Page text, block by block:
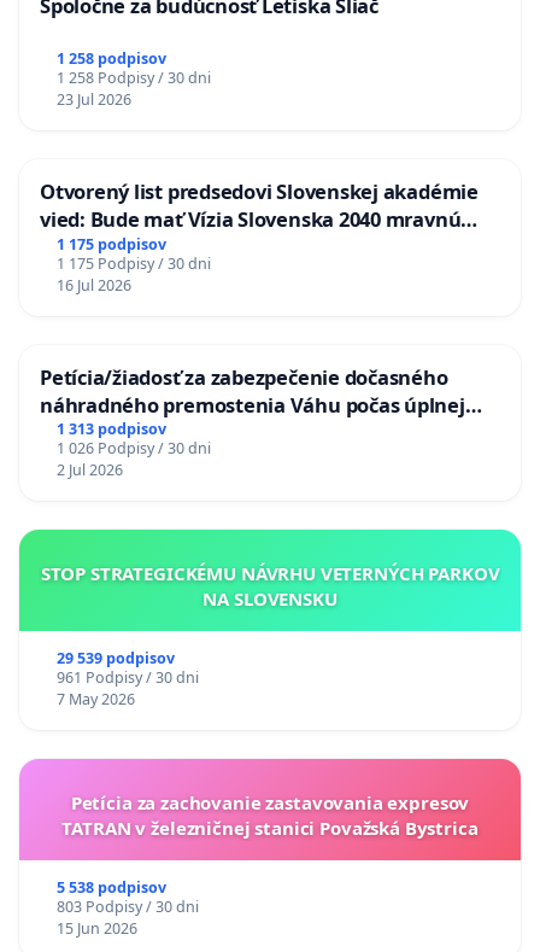
1 258 podpisov
1 258 Podpisy / 30 dni
23 Jul 2026
Otvorený list predsedovi Slovenskej akadémie
vied: Bude mať Vízia Slovenska 2040 mravnú
chrbticu?
1 175 podpisov
1 175 Podpisy / 30 dni
16 Jul 2026
Petícia/žiadosť za zabezpečenie dočasného
náhradného premostenia Váhu počas úplnej
uzávery Vážskeho mosta v Komárne
1 313 podpisov
1 026 Podpisy / 30 dni
2 Jul 2026
STOP STRATEGICKÉMU NÁVRHU VETERNÝCH PARKOV
NA SLOVENSKU
29 539 podpisov
961 Podpisy / 30 dni
7 May 2026
Petícia za zachovanie zastavovania expresov
TATRAN v železničnej stanici Považská Bystrica
5 538 podpisov
803 Podpisy / 30 dni
15 Jun 2026